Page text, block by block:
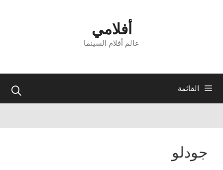
أفلامي
عالم أفلام السينما
القائمة
جودلو